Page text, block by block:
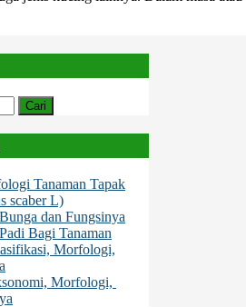
Tanaman Tapak
scaber L)
dan Fungsinya
Bagi Tanaman
Morfologi,
Morfologi,